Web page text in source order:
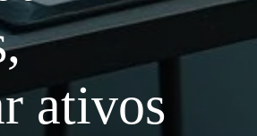
ativos